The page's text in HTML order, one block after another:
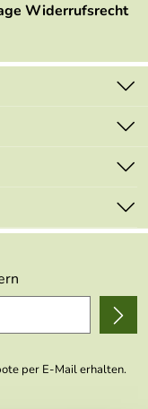
Widerrufsrecht
per E-Mail erhalten.
in anonymer Form